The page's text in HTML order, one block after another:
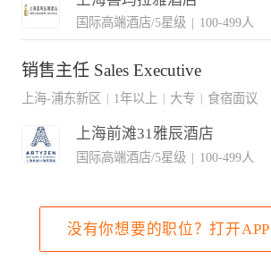
国际高端酒店/5星级 | 100-499人
销售主任 Sales Executive
上海-浦东新区 1年以上 大专 食宿面议
上海前滩31雅辰酒店
国际高端酒店/5星级 | 100-499人
没有你想要的职位？打开